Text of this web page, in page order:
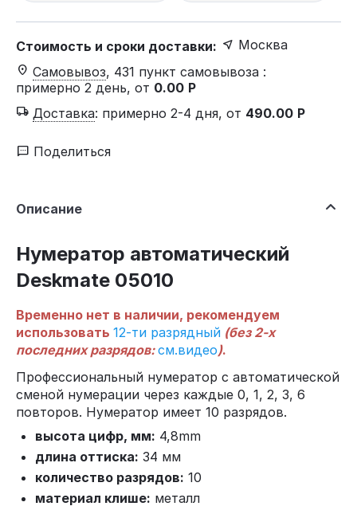
Стоимость и сроки доставки:
Москва
Самовывоз, 431 пункт самовывоза :
примерно 2 день, от 0.00 Р
Доставка: примерно 2-4 дня, от 490.00 Р
Поделиться
Описание
Нумератор автоматический
Deskmate 05010
Временно нет в наличии, рекомендуем
использовать 12-ти разрядный (без 2-х
последних разрядов:см.видео).
Профессиональный нумератор с автоматической
сменой нумерации через каждые 0, 1, 2, 3, 6
повторов. Нумератор имеет 10 разрядов.
высота цифр, мм: 4,8mm
длина оттиска: 34 мм
количество разрядов: 10
материал клише: металл